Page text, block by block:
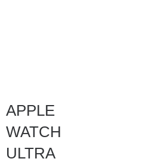
APPLE
WATCH
ULTRA